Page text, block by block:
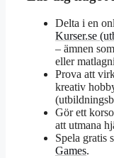
Delta i en
Kurser.se
– ämnen
eller
Prova att
kreativ
Gör ett
att utmana
Spela gratis
Games.